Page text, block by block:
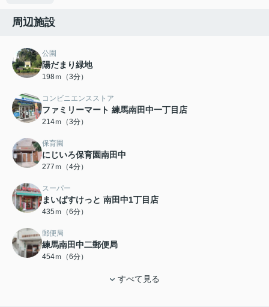
周辺施設
公園
陽だまり緑地
198ｍ（3分）
コンビニエンスストア
ファミリーマート 練馬南田中一丁目店
214ｍ（3分）
保育園
にじいろ保育園南田中
277ｍ（4分）
スーパー
まいばすけっと 南田中1丁目店
435ｍ（6分）
郵便局
練馬南田中二郵便局
454ｍ（6分）
すべて見る